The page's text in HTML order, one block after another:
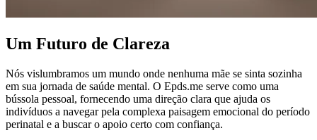
Um Futuro de Clareza
Nós vislumbramos um mundo onde nenhuma mãe se sinta sozinha
em sua jornada de saúde mental. O Epds.me serve como uma
bússola pessoal, fornecendo uma direção clara que ajuda os
indivíduos a navegar pela complexa paisagem emocional do período
perinatal e a buscar o apoio certo com confiança.